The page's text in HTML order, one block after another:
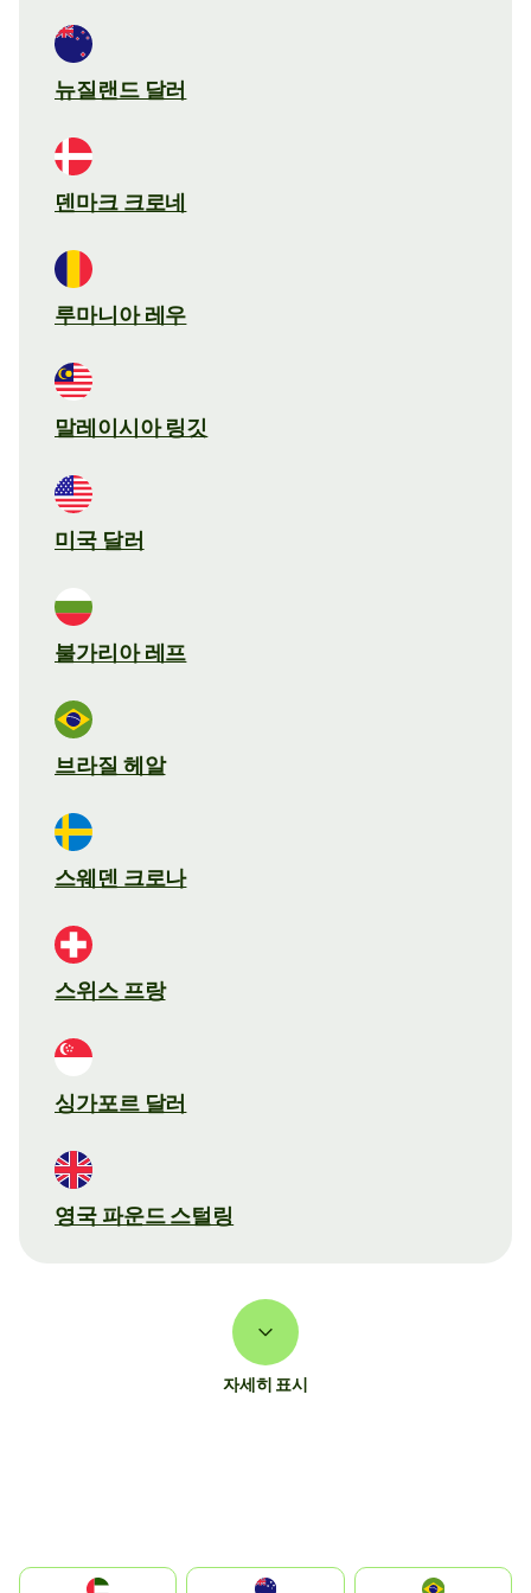
뉴질랜드 달러
덴마크 크로네
루마니아 레우
말레이시아 링깃
미국 달러
불가리아 레프
브라질 헤알
스웨덴 크로나
스위스 프랑
싱가포르 달러
영국 파운드 스털링
자세히 표시